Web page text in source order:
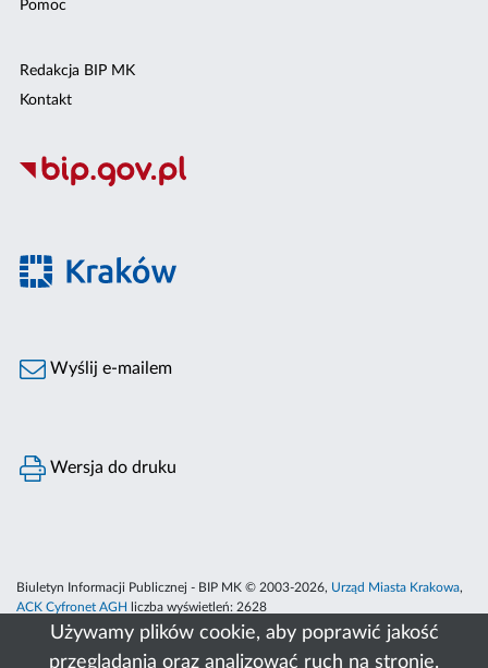
Używamy plików cookie, aby poprawić jakość
przeglądania oraz analizować ruch na stronie.
Pomoc
Redakcja BIP MK
Kontakt
Wyślij e-mailem
Wersja do druku
Biuletyn Informacji Publicznej - BIP MK © 2003-2026, Urząd Miasta Krakowa,
ACK Cyfronet AGH
liczba wyświetleń: 2628